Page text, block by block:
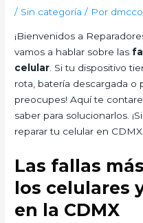
/ Sin categoría / Por
¡Bienvenidos a
vamos a hablar sobre las
celular . Si tu dispositivo
rota, batería descargada o
preocupes! Aquí te
saber para solucionarlos.
reparar tu celular en CDMX!
Las fallas
los celulares
en la CDMX